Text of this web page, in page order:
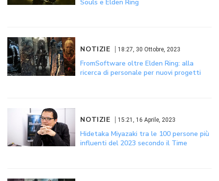
Souls e Elden Ring
NOTIZIE 18:27, 30 Ottobre, 2023
FromSoftware oltre Elden Ring: alla
ricerca di personale per nuovi progetti
NOTIZIE 15:21, 16 Aprile, 2023
Hidetaka Miyazaki tra le 100 persone più
influenti del 2023 secondo il Time